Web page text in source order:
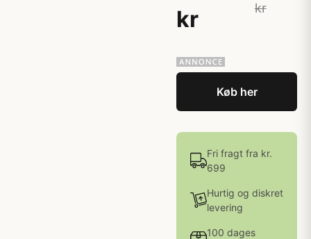
kr
kr
Køb her
Fri fragt fra kr.
699
Hurtig og diskret
levering
100 dages